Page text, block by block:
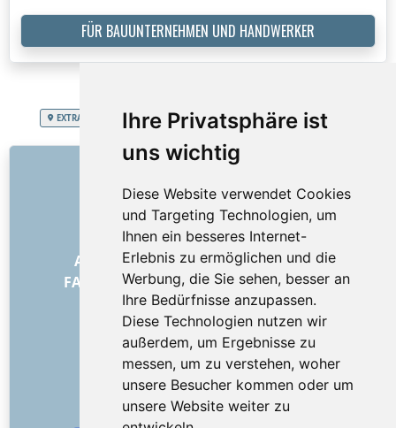
Ihre Privatsphäre ist
uns wichtig
Diese Website verwendet Cookies
und Targeting Technologien, um
Ihnen ein besseres Internet-
Erlebnis zu ermöglichen und die
Werbung, die Sie sehen, besser an
Ihre Bedürfnisse anzupassen.
Diese Technologien nutzen wir
außerdem, um Ergebnisse zu
messen, um zu verstehen, woher
unsere Besucher kommen oder um
unsere Website weiter zu
FÜR BAUUNTERNEHMEN UND HANDWERKER
EXTRA SERVICES Fürstentum Liechtenstein Wohnungsreinigung
LINKS
Über uns
Wie alles begann
Preisliste
Allgemeine Geschäftsbedingungen
FAQ – für Besteller FAQ – für Anbieter
Werbung und Marketing
Blog
Impressum
Kontakt
SOZIALE NETZWERKE